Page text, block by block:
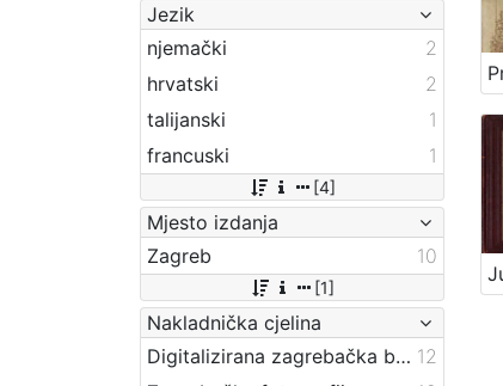
Jezik
njemački
2
hrvatski
2
talijanski
1
francuski
1
[4]
Mjesto izdanja
Zagreb
10
[1]
Nakladnička cjelina
Digitalizirana zagrebačka baština 12